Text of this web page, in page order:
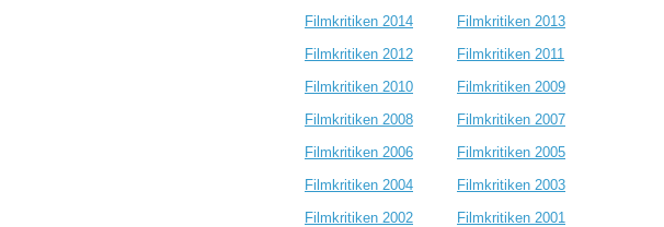
Filmkritiken 2014
Filmkritiken 2013
Filmkritiken 2012
Filmkritiken 2011
Filmkritiken 2010
Filmkritiken 2009
Filmkritiken 2008
Filmkritiken 2007
Filmkritiken 2006
Filmkritiken 2005
Filmkritiken 2004
Filmkritiken 2003
Filmkritiken 2002
Filmkritiken 2001